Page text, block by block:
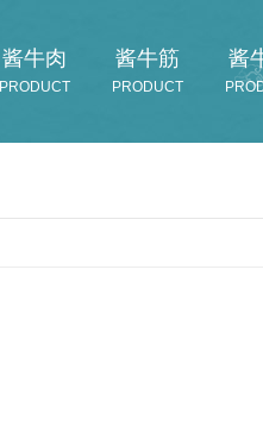
酱牛肉
PRODUCT
酱牛筋
PRODUCT
酱